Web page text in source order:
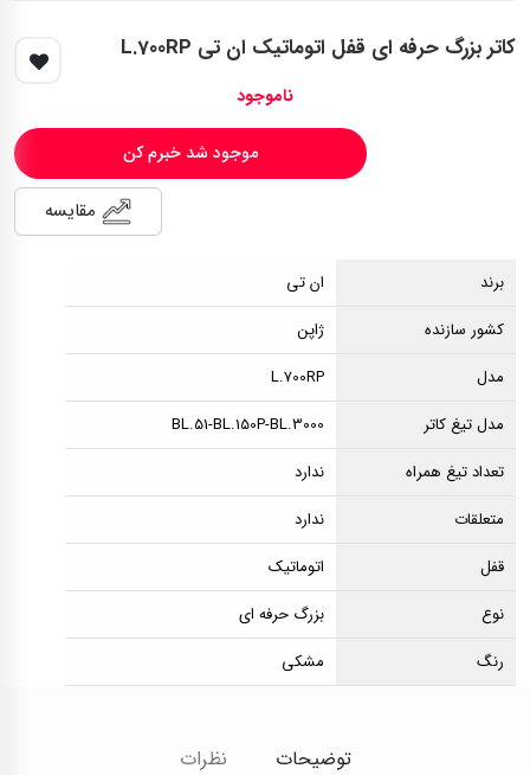
کاتر بزرگ حرفه ای قفل اتوماتیک ان تی L.700RP
ناموجود
موجود شد خبرم کن
مقایسه
برند
ان تی
کشور سازنده
ژاپن
مدل
L.700RP
مدل تیغ کاتر
BL.51-BL.150P-BL.3000
تعداد تیغ همراه
ندارد
متعلقات
ندارد
قفل
اتوماتیک
نوع
بزرگ حرفه ای
رنگ
مشکی
توضیحات نظرات